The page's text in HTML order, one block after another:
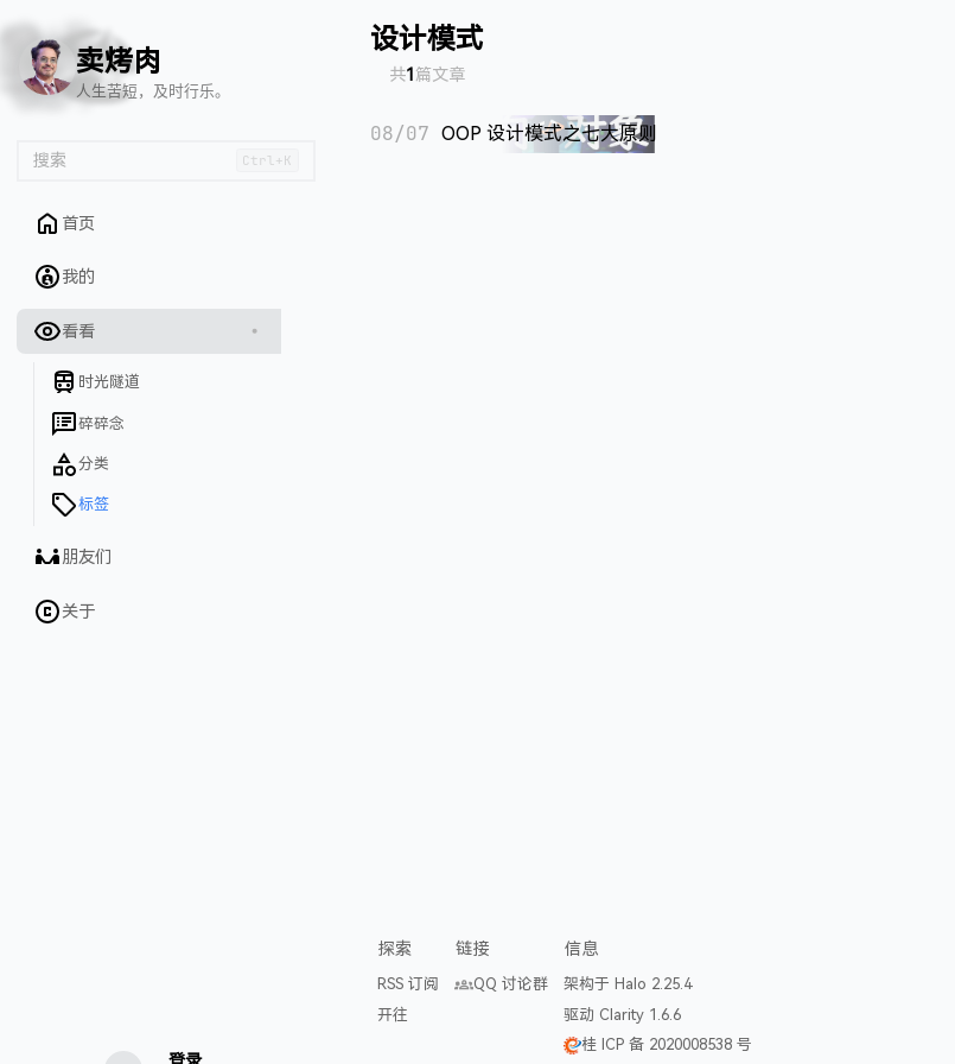
🙌
🐟
🏖️
卖烤肉
人生苦短，及时行乐。
搜索 Ctrl+K
首页
我的
看看
时光隧道
碎碎念
分类
标签
朋友们
关于
设计模式
共1 篇文章
08/07 OOP 设计模式之七大原则
探索
RSS 订阅
开往
链接
QQ 讨论群
信息
架构于 Halo 2.25.4
驱动 Clarity 1.6.6
桂 ICP 备 2020008538 号